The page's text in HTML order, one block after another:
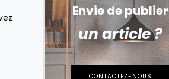
Envie de publier
un article ?
CONTACTEZ-NOUS